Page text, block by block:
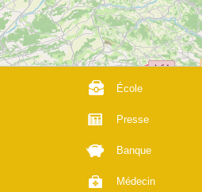
École
Presse
Banque
Médecin